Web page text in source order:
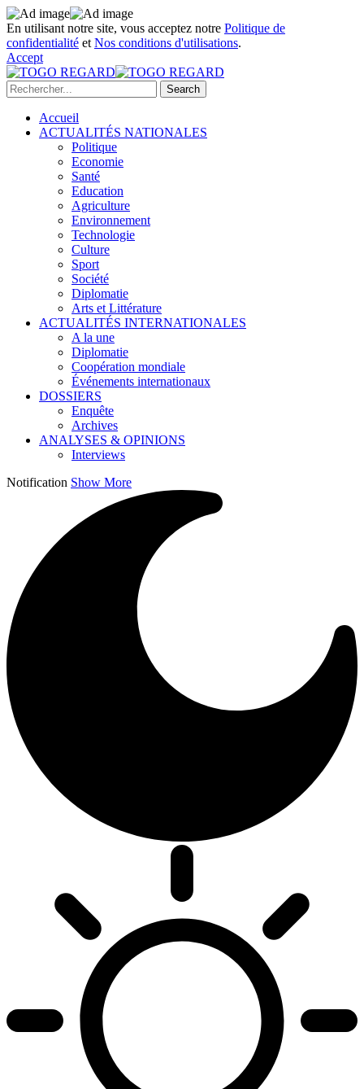
En utilisant notre site, vous acceptez notre Politique de
confidentialité et Nos conditions d'utilisations.
Accept
Accueil
ACTUALITÉS NATIONALES
Politique
Economie
Santé
Education
Agriculture
Environnement
Technologie
Culture
Sport
Société
Diplomatie
Arts et Littérature
ACTUALITÉS INTERNATIONALES
A la une
Diplomatie
Coopération mondiale
Événements internationaux
DOSSIERS
Enquête
Archives
ANALYSES & OPINIONS
Interviews
Notification Show More